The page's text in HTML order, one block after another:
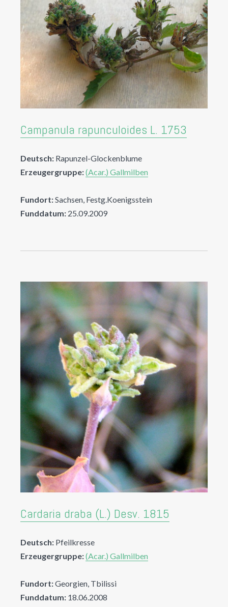
Campanula rapunculoides L. 1753
Deutsch: Rapunzel-Glockenblume
Erzeugergruppe:(Acar.) Gallmilben
Fundort:Sachsen, Festg.Koenigsstein
Funddatum: 25.09.2009
Cardaria draba (L.) Desv. 1815
Deutsch: Pfeilkresse
Erzeugergruppe:(Acar.) Gallmilben
Fundort:Georgien, Tbilissi
Funddatum: 18.06.2008